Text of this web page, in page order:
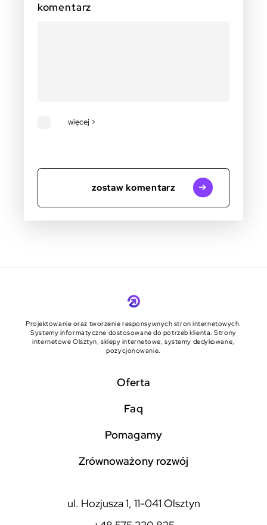
komentarz
więcej >
zostaw komentarz
Projektowanie oraz tworzenie responsywnych stron internetowych.
Systemy informatyczne dostosowane do potrzeb klienta. Strony
internetowe Olsztyn, sklepy internetowe, systemy dedykowane,
pozycjonowanie.
Oferta
faq
pomagamy
zrównoważony rozwój
ul. Hozjusza 1, 11-041 Olsztyn